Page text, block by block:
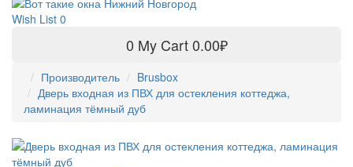
Wish List 0
0 My Cart0.00₽
Производитель
Brusbox
Дверь входная из ПВХ для остекления коттеджа,
ламинация тёмный дуб